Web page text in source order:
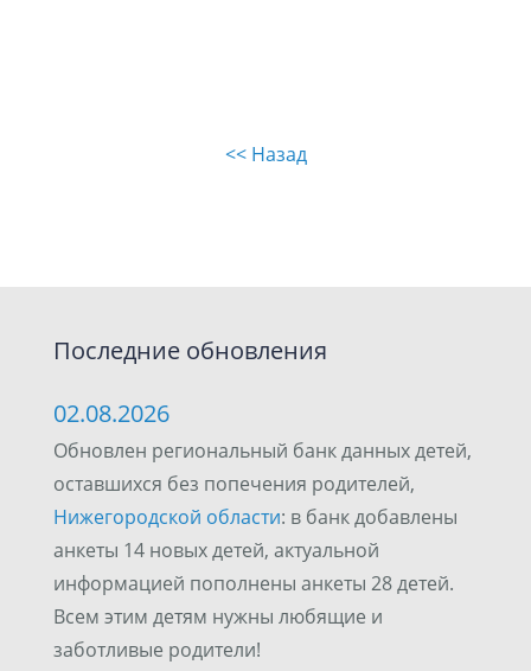
<< Назад
Последние обновления
02.08.2026
Обновлен региональный банк данных детей,
оставшихся без попечения родителей,
Нижегородской области: в банк добавлены
анкеты 14 новых детей, актуальной
информацией пополнены анкеты 28 детей.
Всем этим детям нужны любящие и
заботливые родители!